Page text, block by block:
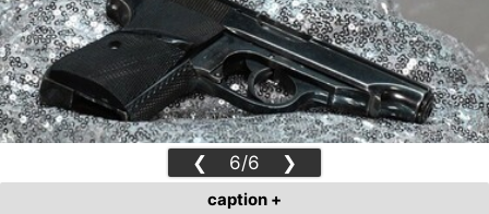
❮ 6/6 ❯
caption +